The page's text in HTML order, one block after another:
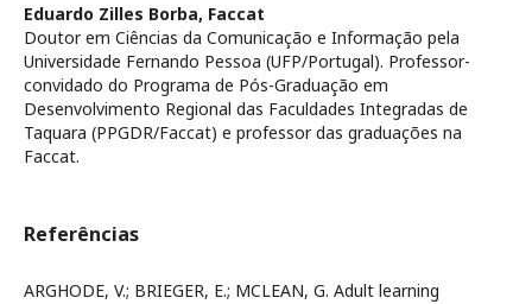
Eduardo Zilles Borba, Faccat
Doutor em Ciências da Comunicação e Informação pela
Universidade Fernando Pessoa (UFP/Portugal). Professor-
convidado do Programa de Pós-Graduação em
Desenvolvimento Regional das Faculdades Integradas de
Taquara (PPGDR/Faccat) e professor das graduações na
Faccat.
Referências
ARGHODE, V.; BRIEGER, E.; MCLEAN, G. Adult learning